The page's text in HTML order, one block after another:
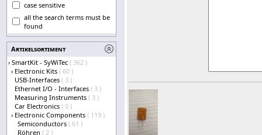
case sensitive
all the search terms must be
found
Artikelsortiment
› SmartKit - SyWiTec ( 362 )
› Electronic Kits ( 60 )
USB-Interfaces ( 3 )
Ethernet I/O - Interfaces ( 3 )
Measuring Instruments ( 3 )
Car Electronics ( 0 )
› Electronic Components ( 119 )
Semiconductors ( 61 )
Röhren ( 2 )